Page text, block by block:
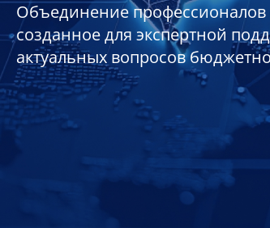
Объединение
созданное для экспертной
актуальных вопросов